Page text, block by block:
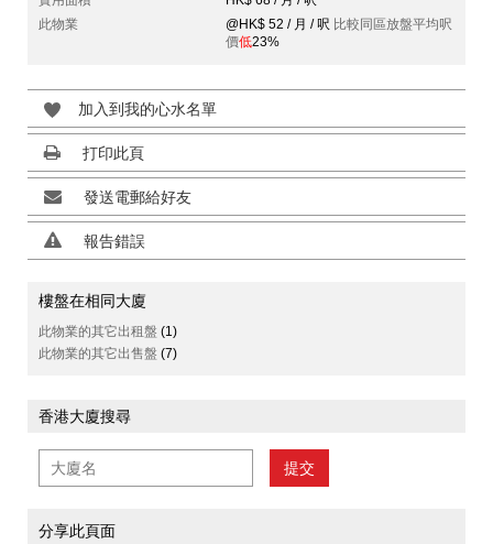
此物業
@HK$ 52 / 月 / 呎 比較同區放盤平均呎
價低23%
加入到我的心水名單
打印此頁
發送電郵給好友
報告錯誤
樓盤在相同大廈
此物業的其它出租盤 (1)
此物業的其它出售盤 (7)
香港大廈搜尋
提交
分享此頁面